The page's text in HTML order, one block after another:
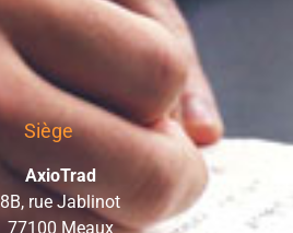
Siège
AxioTrad
8B, rue Jablinot
77100 Meaux